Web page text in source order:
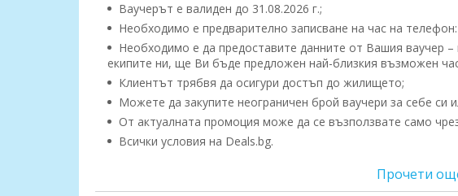
Ваучерът е валиден до 31.08.2026 г.;
Необходимо е предварително записване на час на
Необходимо е да предоставите данните от Вашия ваучер
екипите ни, ще Ви бъде предложен най-близкия възможен
Клиентът трябвя да осигури достъп до жилището;
Можете да закупите неограничен брой ваучери за себе си
От актуалната промоция може да се възползвате само
Всички условия на Deals.bg.
Прочети